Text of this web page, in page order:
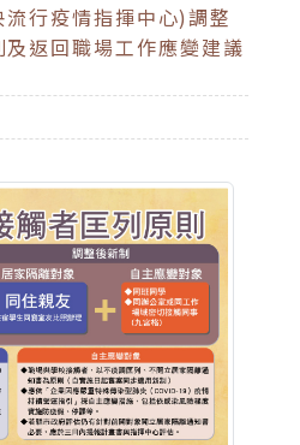
行疫情指揮中心)調整
返回職場工作應變建議